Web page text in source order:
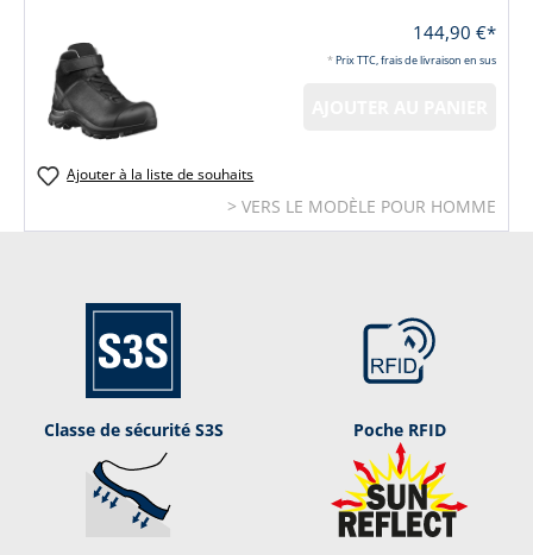
144,90 €*
*Prix TTC, frais de livraison en sus
Ajouter à la liste de souhaits
> VERS LE MODÈLE POUR HOMME
Classe de sécurité S3S Poche RFID